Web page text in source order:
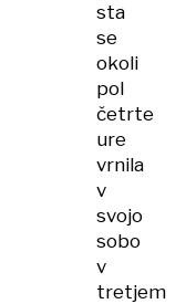
sta
se
okoli
pol
četrte
ure
vrnila
v
svojo
sobo
v
tretjem